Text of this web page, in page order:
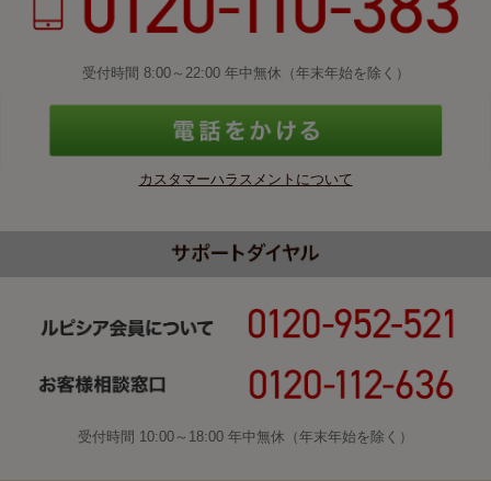
受付時間 8:00～22:00 年中無休（年末年始を除く）
カスタマーハラスメントについて
受付時間 10:00～18:00 年中無休（年末年始を除く）